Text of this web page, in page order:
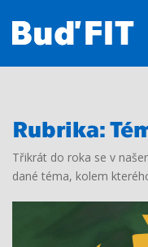
p
Rubrika:
Třikrát do roka se v
dané téma, kolem